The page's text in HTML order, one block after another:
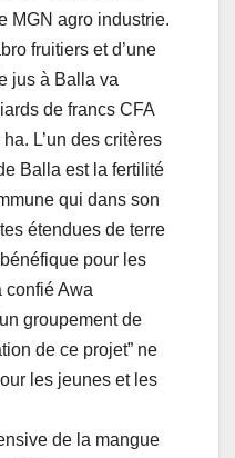
MGN agro industrie.
fruitiers et d’une
jus à Balla va
de francs CFA
L’un des critères
Balla est la fertilité
qui dans son
étendues de terre
pour les
confié Awa
groupement de
de ce projet” ne
les jeunes et les
de la mangue